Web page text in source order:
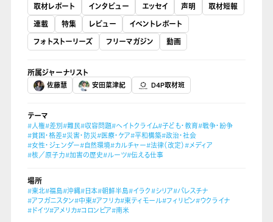
取材レポート
インタビュー エッセイ 声明
取材短報
連載
特集 レビュー
イベントレポート
フォトストーリーズ
フリーマガジン 動画
所属ジャーナリスト
佐藤慧 安田菜津紀 D4P取材班
テーマ
#人権#差別#難民#収容問題#ヘイトクライム#子ども・教育#戦争・紛争
#貧困・格差#災害・防災#医療・ケア#平和構築#政治・社会
#女性・ジェンダー#自然環境#カルチャー#法律（改定）#メディア
#核／原子力#加害の歴史#ルーツ#伝える仕事
場所
#東北#福島#沖縄#日本#朝鮮半島#イラク#シリア#パレスチナ
#アフガニスタン#中東#アフリカ#東ティモール#フィリピン#ウクライナ
#ドイツ#アメリカ#コロンビア#南米